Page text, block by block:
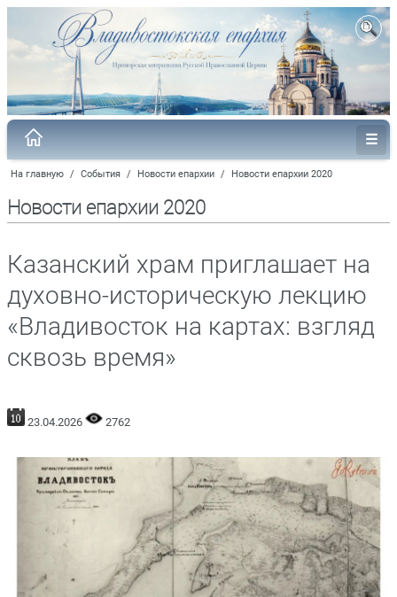
На главную / События / Новости епархии / Новости епархии 2020
Новости епархии 2020
Казанский храм приглашает на
духовно-историческую лекцию
«Владивосток на картах: взгляд
сквозь время»
23.04.2026 2762